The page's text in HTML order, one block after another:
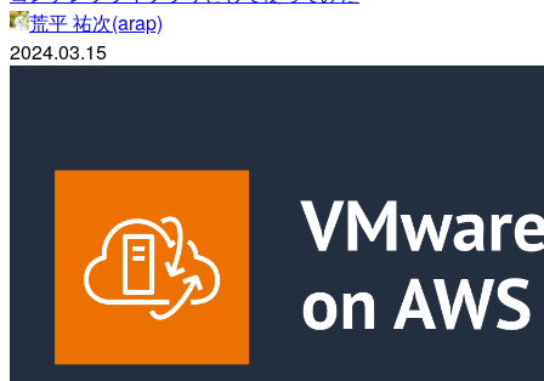
荒平 祐次(arap)
2024.03.15